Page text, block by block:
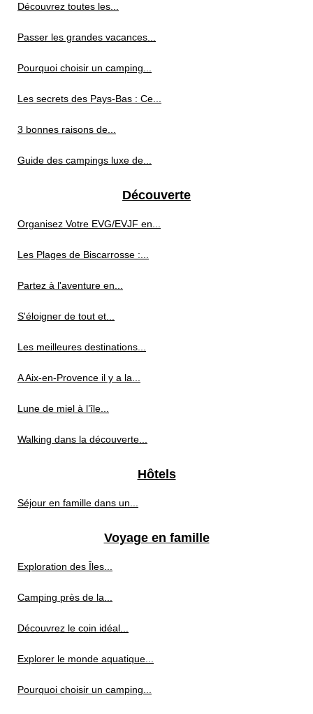
Découvrez toutes les...
Passer les grandes vacances...
Pourquoi choisir un camping...
Les secrets des Pays-Bas : Ce...
3 bonnes raisons de...
Guide des campings luxe de...
Découverte
Organisez Votre EVG/EVJF en...
Les Plages de Biscarrosse :...
Partez à l'aventure en...
S'éloigner de tout et...
Les meilleures destinations...
A Aix-en-Provence il y a la...
Lune de miel à l’île...
Walking dans la découverte...
Hôtels
Séjour en famille dans un...
Voyage en famille
Exploration des Îles...
Camping près de la...
Découvrez le coin idéal...
Explorer le monde aquatique...
Pourquoi choisir un camping...